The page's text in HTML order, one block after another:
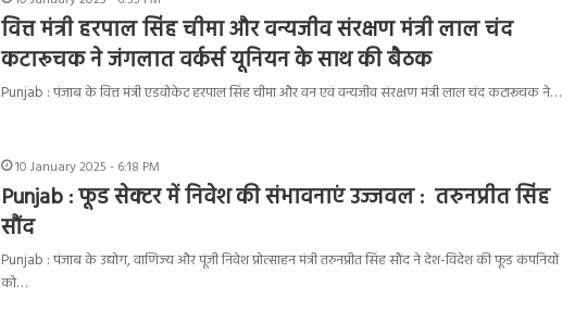
वित्त मंत्री हरपाल सिंह चीमा और वन्यजीव संरक्षण मंत्री लाल चंद
कटारूचक ने जंगलात वर्कर्स यूनियन के साथ की बैठक
Punjab : पंजाब के वित्त मंत्री एडवोकेट हरपाल सिंह चीमा और वन एवं वन्यजीव संरक्षण मंत्री लाल चंद कटारूचक ने…
10 January 2025 - 6:18 PM
Punjab : फूड सेक्टर में निवेश की संभावनाएं उज्जवल : तरुनप्रीत सिंह
सौंद
Punjab : पंजाब के उद्योग, वाणिज्य और पूंजी निवेश प्रोत्साहन मंत्री तरुनप्रीत सिंह सौंद ने देश-विदेश की फूड कंपनियों
को…